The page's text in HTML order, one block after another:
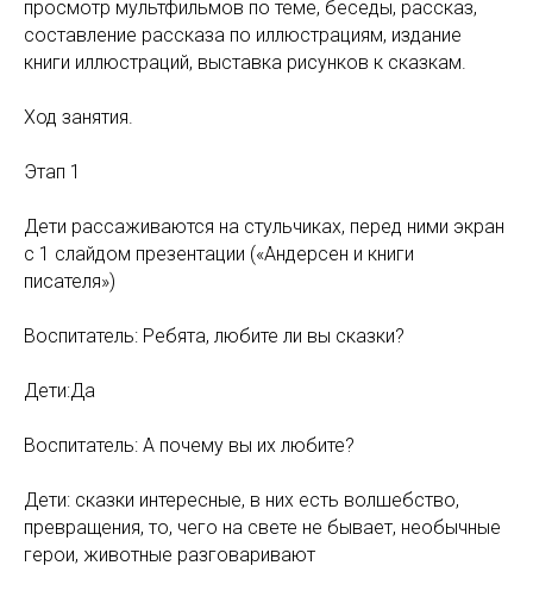
просмотр мультфильмов по теме, беседы, рассказ,
составление рассказа по иллюстрациям, издание
книги иллюстраций, выставка рисунков к сказкам.
Ход занятия.
Этап 1
Дети рассаживаются на стульчиках, перед ними экран
с 1 слайдом презентации («Андерсен и книги
писателя»)
Воспитатель: Ребята, любите ли вы сказки?
Дети:Да
Воспитатель: А почему вы их любите?
Дети: сказки интересные, в них есть волшебство,
превращения, то, чего на свете не бывает, необычные
герои, животные разговаривают